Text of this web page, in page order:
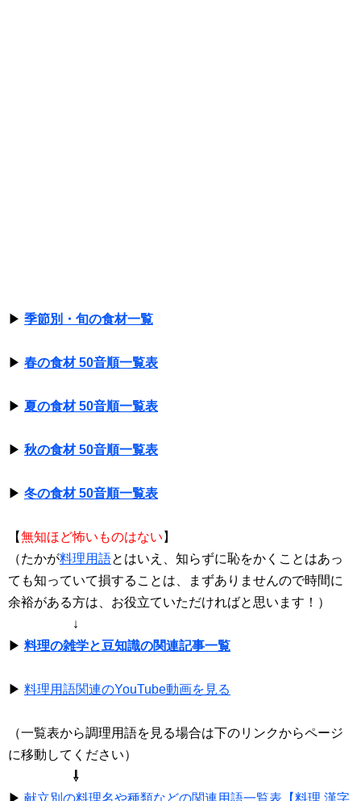
▶ 季節別・旬の食材一覧
▶ 春の食材 50音順一覧表
▶ 夏の食材 50音順一覧表
▶ 秋の食材 50音順一覧表
▶ 冬の食材 50音順一覧表
【無知ほど怖いものはない 】
（たかが料理用語とはいえ、知らずに恥をかくことはあっ
ても知っていて損することは、まずありませんので時間に
余裕がある方は、お役立ていただければと思います！）
↓
▶ 料理の雑学と豆知識の関連記事一覧
▶ 料理用語関連のYouTube動画を見る
（一覧表から調理用語を見る場合は下のリンクからページ
に移動してください）
⇩
▶ 献立別の料理名や種類などの関連用語一覧表【料理 漢字